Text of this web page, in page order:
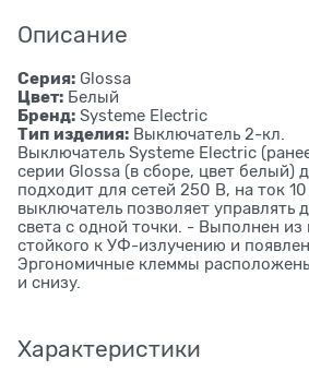
Описание
Серия: Glossa
Цвет: Белый
Бренд: Systeme Electric
Тип изделия: Выключатель 2-кл.
Выключатель Systeme Electric
серии Glossa (в сборе, цвет белый)
подходит для сетей 250 В, на ток
выключатель позволяет управлять
света с одной точки. - Выполнен из
стойкого к УФ-излучению и
Эргономичные клеммы
и снизу.
Характеристики